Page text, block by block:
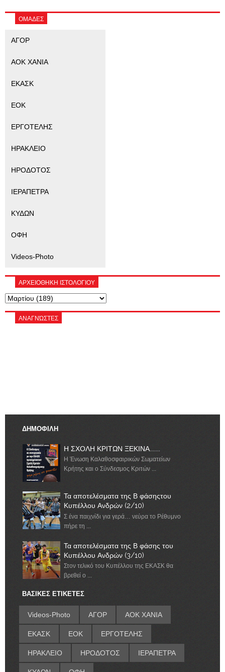
ΟΜΑΔΕΣ
ΑΓΟΡ
ΑΟΚ ΧΑΝΙΑ
ΕΚΑΣΚ
ΕΟΚ
ΕΡΓΟΤΕΛΗΣ
ΗΡΑΚΛΕΙΟ
ΗΡΟΔΟΤΟΣ
ΙΕΡΑΠΕΤΡΑ
ΚΥΔΩΝ
ΟΦΗ
Videos-Photo
ΑΡΧΕΙΟΘΗΚΗ ΙΣΤΟΛΟΓΙΟΥ
ΑΝΑΓΝΏΣΤΕΣ
ΔΗΜΟΦΙΛΗ
Η ΣΧΟΛΗ ΚΡΙΤΩΝ ΞΕΚΙΝΑ.......
Η Ένωση Καλαθοσφαιρικών Σωματείων
Κρήτης και ο Σύνδεσμος Κριτών ...
Τα αποτελέσματα της Β φάσηςτου
Κυπέλλου Ανδρών (2/10)
Σ ένα παιχνίδι για γερά… νεύρα το Ρέθυμνο
πήρε τη ...
Τα αποτελέσματα της Β φάσης του
Κυπέλλου Ανδρών (3/10)
Στον τελικό του Κυπέλλου της ΕΚΑΣΚ θα
βρεθεί ο ...
ΒΑΣΙΚΕΣ ΕΤΙΚΕΤΕΣ
Videos-Photo ΑΓΟΡ ΑΟΚ ΧΑΝΙΑ
ΕΚΑΣΚ ΕΟΚ ΕΡΓΟΤΕΛΗΣ
ΗΡΑΚΛΕΙΟ ΗΡΟΔΟΤΟΣ ΙΕΡΑΠΕΤΡΑ